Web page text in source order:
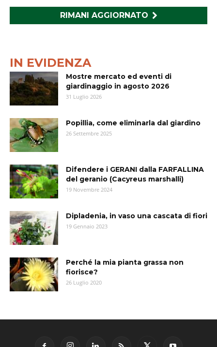
RIMANI AGGIORNATO
IN EVIDENZA
Mostre mercato ed eventi di
giardinaggio in agosto 2026
31 Luglio 2026
Popillia, come eliminarla dal giardino
26 Settembre 2025
Difendere i GERANI dalla FARFALLINA
del geranio (Cacyreus marshalli)
19 Novembre 2024
Dipladenia, in vaso una cascata di fiori
19 Gennaio 2023
Perché la mia pianta grassa non
fiorisce?
26 Luglio 2020